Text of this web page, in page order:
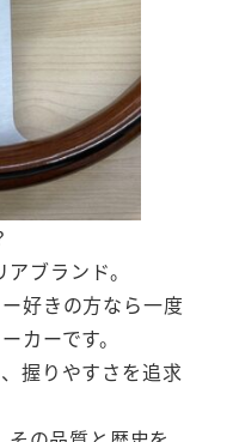
ブランド。
好きの方なら一度
カーです。
握りやすさを追求